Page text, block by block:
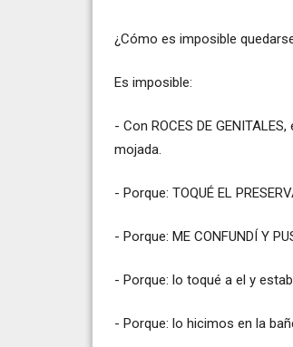
¿Cómo es imposible
Es imposible:
- Con ROCES DE
mojada.
- Porque: TOQUÉ EL
- Porque: ME CONFUNDÍ Y
- Porque: lo toqué a el y
- Porque: lo hicimos en la